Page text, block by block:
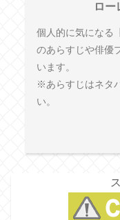
ロー
個人的に気になる
のあらすじや俳優
います。
※あらすじはネタ
い。